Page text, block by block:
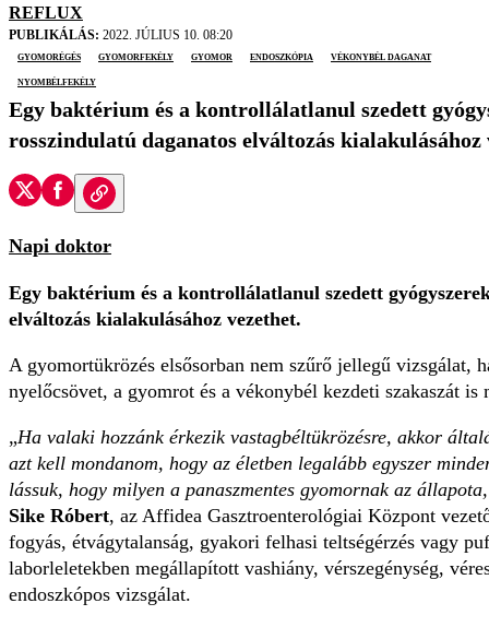
REFLUX
PUBLIKÁLÁS: 2022. JÚLIUS 10. 08:20
gyomorégés
gyomorfekély gyomor endoszkópia
vékonybél daganat
nyombélfekély
Egy baktérium és a kontrollálatlanul szedett
rosszindulatú daganatos elváltozás kialakulásához
Napi doktor
Egy baktérium és a kontrollálatlanul szedett
elváltozás kialakulásához vezethet.
A gyomortükrözés elsősorban nem szűrő jellegű vizsgálat,
nyelőcsövet, a gyomrot és a vékonybél kezdeti szakaszát is
„Ha valaki hozzánk érkezik vastagbéltükrözésre, akkor
azt kell mondanom, hogy az életben legalább egyszer
lássuk, hogy milyen a panaszmentes gyomornak az
Sike Róbert, az Affidea Gasztroenterológiai Központ
fogyás, étvágytalanság, gyakori felhasi teltségérzés vagy
laborleletekben megállapított vashiány, vérszegénység,
endoszkópos vizsgálat.